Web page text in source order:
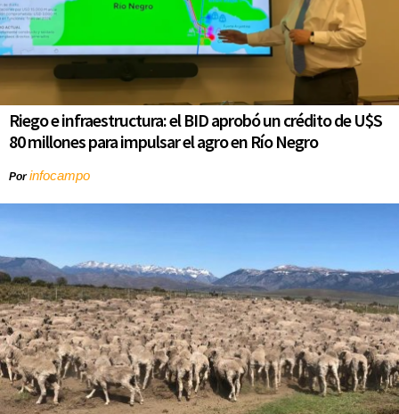
Riego e infraestructura: el BID aprobó un crédito de U$S
80 millones para impulsar el agro en Río Negro
Porinfocampo